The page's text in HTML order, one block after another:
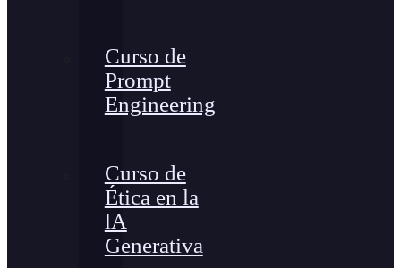
Curso de
Prompt
Engineering
Curso de
Ética en la
lA
Generativa